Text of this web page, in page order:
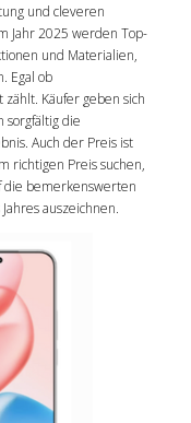
und cleveren
Jahr 2025 werden Top-
und Materialien,
Egal ob
Käufer geben sich
die
Auch der Preis ist
richtigen Preis suchen,
die bemerkenswerten
auszeichnen.